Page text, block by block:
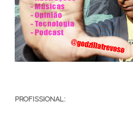
PROFISSIONAL: